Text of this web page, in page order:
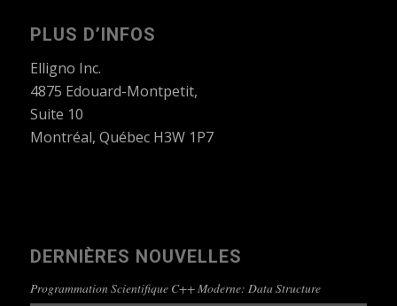
PLUS D’INFOS
Elligno Inc.
4875 Edouard-Montpetit,
Suite 10
Montréal, Québec H3W 1P7
DERNIÈRES NOUVELLES
Programmation Scientifique C++ Moderne: Data Structure